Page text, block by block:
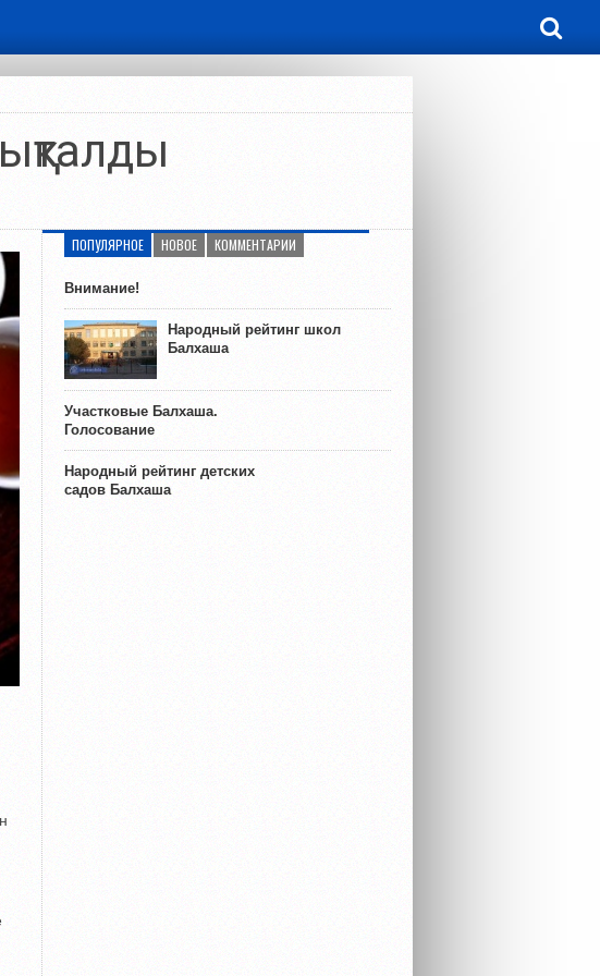
ПОПУЛЯРНОЕ НОВОЕ КОММЕНТАРИИ
Внимание!
Народный рейтинг школ
Балхаша
Участковые Балхаша.
Голосование
Народный рейтинг детских
садов Балхаша